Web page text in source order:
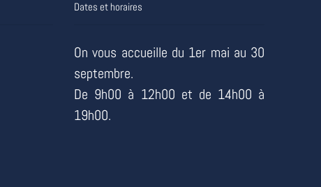
Dates et horaires
On vous accueille du 1er mai au 30
septembre.
De 9h00 à 12h00 et de 14h00 à
19h00.